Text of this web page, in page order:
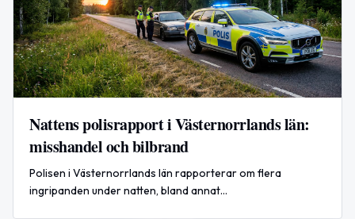
Nattens polisrapport i Västernorrlands län:
misshandel och bilbrand
Polisen i Västernorrlands län rapporterar om flera
ingripanden under natten, bland annat